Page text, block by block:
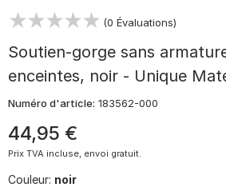
(0 Évaluations)
Soutien-gorge sans
enceintes, noir - Unique
Numéro d'article: 183562-000
44,95 €
Prix TVA incluse, envoi gratuit.
Couleur: noir